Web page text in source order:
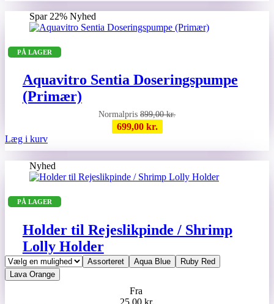
Spar 22% Nyhed
PÅ LAGER
Aquavitro Sentia Doseringspumpe
(Primær)
899,00kr.
699,00 kr.
Læg i kurv
Nyhed
PÅ LAGER
Holder til Rejeslikpinde / Shrimp
Lolly Holder
Assorteret Aqua Blue
Ruby Red
Lava Orange
Fra